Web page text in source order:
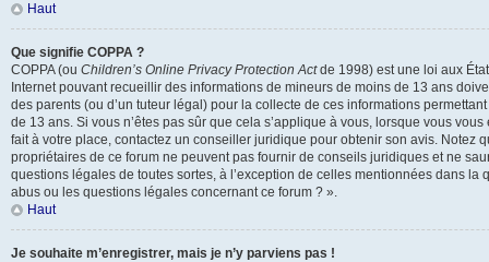
Haut
Que signifie COPPA ?
COPPA (ou Children’s Online Privacy Protection Actde 1998) est une loi aux
Internet pouvant recueillir des informations de mineurs de moins de 13 ans
des parents (ou d’un tuteur légal) pour la collecte de ces informations
de 13 ans. Si vous n’êtes pas sûr que cela s’applique à vous, lorsque vous
fait à votre place, contactez un conseiller juridique pour obtenir son avis. Notez
propriétaires de ce forum ne peuvent pas fournir de conseils juridiques et ne
questions légales de toutes sortes, à l’exception de celles mentionnées dans la
abus ou les questions légales concernant ce forum ? ».
Haut
Je souhaite m’enregistrer, mais je n’y parviens pas !